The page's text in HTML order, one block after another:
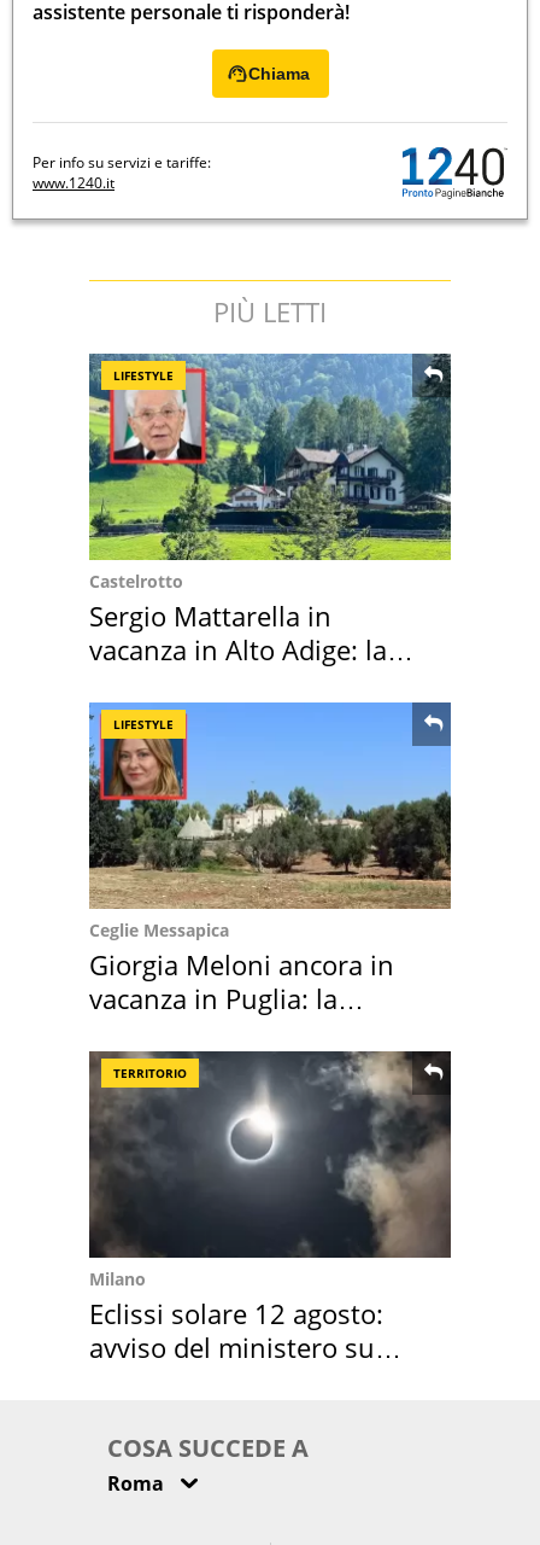
assistente personale ti risponderà!
Chiama
Per info su servizi e tariffe:
www.1240.it
PIÙ LETTI
LIFESTYLE
Castelrotto
Sergio Mattarella in
vacanza in Alto Adige: la
LIFESTYLE
Ceglie Messapica
Giorgia Meloni ancora in
vacanza in Puglia: la
TERRITORIO
Milano
Eclissi solare 12 agosto:
avviso del ministero su